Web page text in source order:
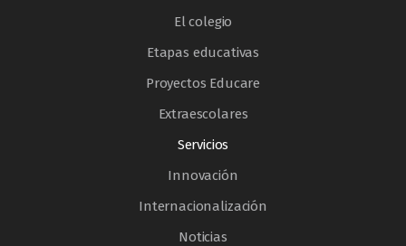
El colegio
Etapas educativas
Proyectos Educare
Extraescolares
Servicios
Innovación
Internacionalización
Noticias